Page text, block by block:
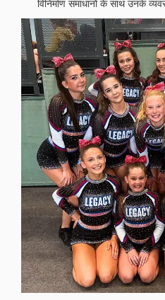
विनिर्माण समाधानों के साथ उनके